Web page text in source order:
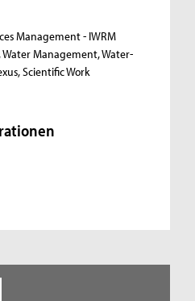
Management - IWRM
Management, Water-
Scientific Work